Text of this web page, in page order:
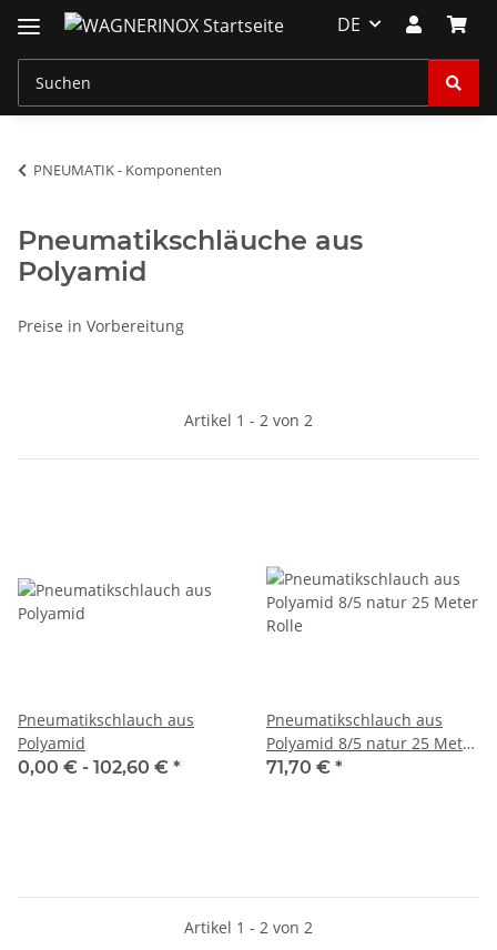
DE
PNEUMATIK - Komponenten
Pneumatikschläuche aus
Polyamid
Preise in Vorbereitung
Artikel 1 - 2 von 2
Pneumatikschlauch aus
Polyamid
0,00 € - 102,60 € *
Pneumatikschlauch aus
Polyamid 8/5 natur 25 Meter
Rolle
71,70 € *
Artikel 1 - 2 von 2